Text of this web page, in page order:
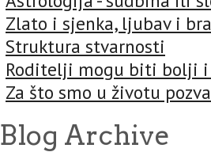
Zlato i sjenka, ljubav i
Struktura stvarnosti
Roditelji mogu biti bolji
Za što smo u životu
Blog Archive